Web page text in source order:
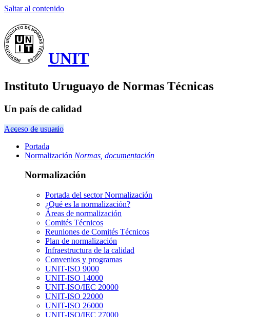
Saltar al contenido
UNIT
Instituto Uruguayo de Normas Técnicas
Un país de calidad
Acceso de usuario
Portada
Normalización Normas, documentación
Normalización
Portada del sectorNormalización
¿Qué es la normalización?
Áreas de normalización
Comités Técnicos
Reuniones de Comités Técnicos
Plan de normalización
Infraestructura de la calidad
Convenios y programas
UNIT-ISO 9000
UNIT-ISO 14000
UNIT-ISO/IEC 20000
UNIT-ISO 22000
UNIT-ISO 26000
UNIT-ISO/IEC 27000